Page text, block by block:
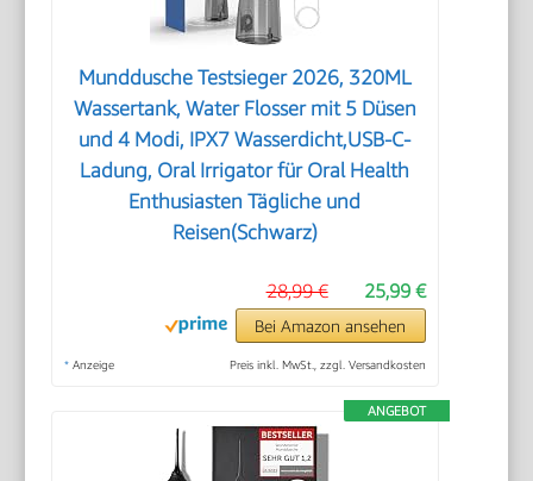
Munddusche Testsieger 2026, 320ML
Wassertank, Water Flosser mit 5 Düsen
und 4 Modi, IPX7 Wasserdicht,USB-C-
Ladung, Oral Irrigator für Oral Health
Enthusiasten Tägliche und
Reisen(Schwarz)
25,99 €
28,99 €
Bei Amazon ansehen
* Anzeige Preis inkl. MwSt., zzgl. Versandkosten
ANGEBOT